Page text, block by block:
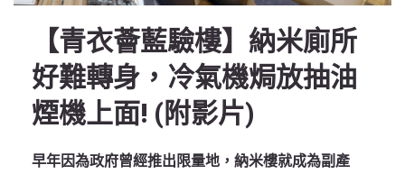
【青衣薈藍驗樓】納米廁所
好難轉身，冷氣機焗放抽油
煙機上面! (附影片)
早年因為政府曾經推出限量地，納米樓就成為副產